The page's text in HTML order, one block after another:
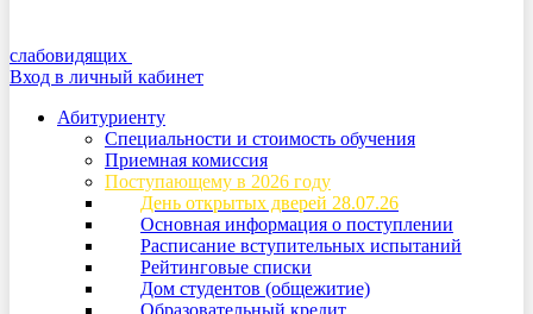
слабовидящих
Вход в личный кабинет
Абитуриенту
Специальности и стоимость обучения
Приемная комиссия
Поступающему в 2026 году
День открытых дверей 28.07.26
Основная информация о поступлении
Расписание вступительных испытаний
Рейтинговые списки
Дом студентов (общежитие)
Образовательный кредит